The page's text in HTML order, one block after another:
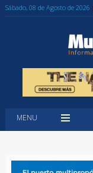
Sábado, 08 de Agosto de 2026
MENU